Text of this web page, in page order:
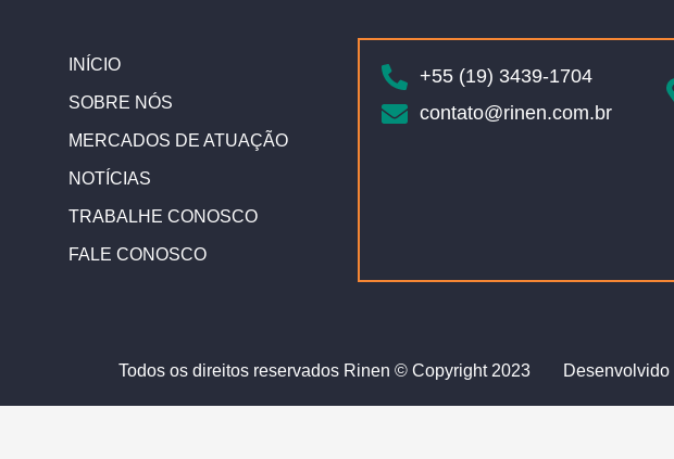
INÍCIO
SOBRE NÓS
MERCADOS DE ATUAÇÃO
NOTÍCIAS
TRABALHE CONOSCO
FALE CONOSCO
+55 (19) 3439-1704
contato@rinen.com.br
Todos os direitos reservados Rinen © Copyright 2023 Desenvolvido